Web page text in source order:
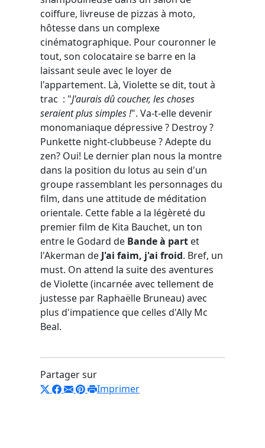
coiffure, livreuse de pizzas à moto,
hôtesse dans un complexe
cinématographique. Pour couronner le
tout, son colocataire se barre en la
laissant seule avec le loyer de
l'appartement. Là, Violette se dit, tout à
trac : "J'aurais dû coucher, les choses
seraient plus simples !". Va-t-elle devenir
monomaniaque dépressive ? Destroy ?
Punkette night-clubbeuse ? Adepte du
zen? Oui! Le dernier plan nous la montre
dans la position du lotus au sein d'un
groupe rassemblant les personnages du
film, dans une attitude de méditation
orientale. Cette fable a la légèreté du
premier film de Kita Bauchet, un ton
entre le Godard de Bande à part et
l'Akerman de J'ai faim, j'ai froid. Bref, un
must. On attend la suite des aventures
de Violette (incarnée avec tellement de
justesse par Raphaëlle Bruneau) avec
plus d'impatience que celles d'Ally Mc
Beal.
Partager sur
Imprimer